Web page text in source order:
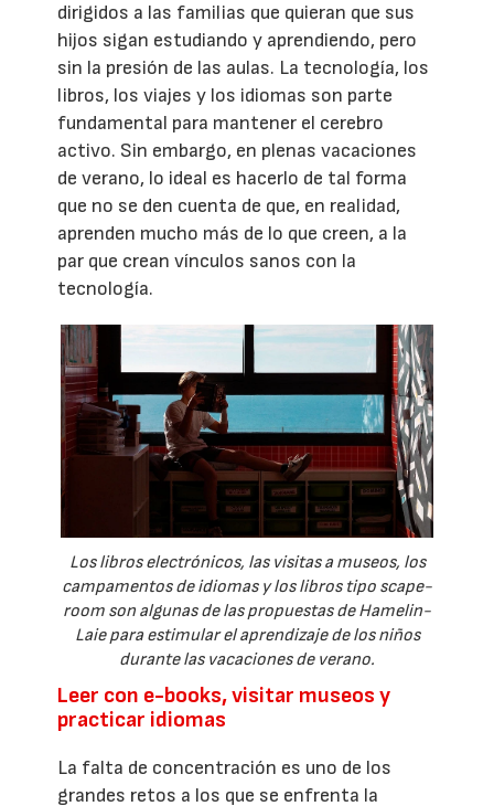
dirigidos a las familias que quieran que sus
hijos sigan estudiando y aprendiendo, pero
sin la presión de las aulas. La tecnología, los
libros, los viajes y los idiomas son parte
fundamental para mantener el cerebro
activo. Sin embargo, en plenas vacaciones
de verano, lo ideal es hacerlo de tal forma
que no se den cuenta de que, en realidad,
aprenden mucho más de lo que creen, a la
par que crean vínculos sanos con la
tecnología.
Los libros electrónicos, las visitas a museos, los
campamentos de idiomas y los libros tipo scape-
room son algunas de las propuestas de Hamelin-
Laie para estimular el aprendizaje de los niños
durante las vacaciones de verano.
Leer con e-books, visitar museos y
practicar idiomas
La falta de concentración es uno de los
grandes retos a los que se enfrenta la